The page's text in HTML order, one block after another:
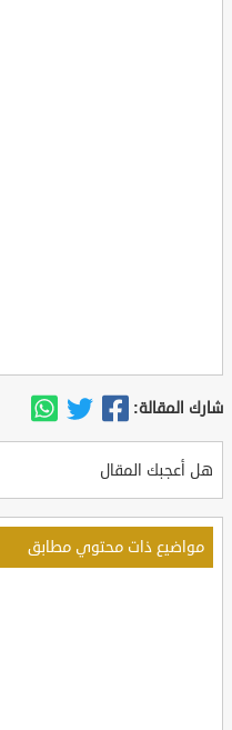
شارك المقالة:
هل أعجبك المقال
مواضيع ذات محتوي مطابق